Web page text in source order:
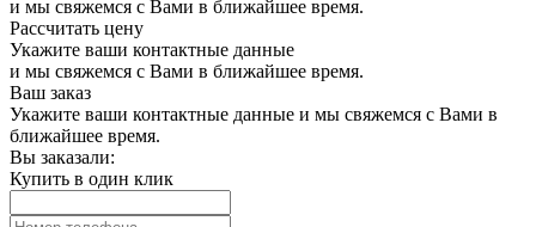
и мы свяжемся с Вами в ближайшее время.
Рассчитать цену
Укажите ваши контактные данные
и мы свяжемся с Вами в ближайшее время.
Ваш заказ
Укажите ваши контактные данные и мы свяжемся с Вами в
ближайшее время.
Вы заказали:
Купить в один клик